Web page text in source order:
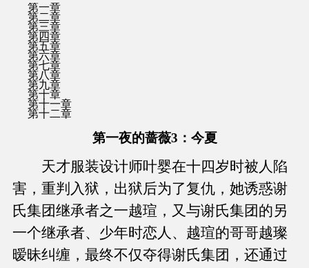
第一章
第二章
第三章
第四章
第五章
第六章
第七章
第八章
第九章
第十章
第十一章
第十二章
第一夜的蔷薇3：今夏
天才服装设计师叶婴在十四岁时被人陷
害，重判入狱，出狱后为了复仇，她诱惑谢
氏集团继承者之一越瑄，又与谢氏集团的另
一个继承者、少年时恋人、越瑄的哥哥越璨
暧昧纠缠，最终不仅夺得谢氏集团，还通过